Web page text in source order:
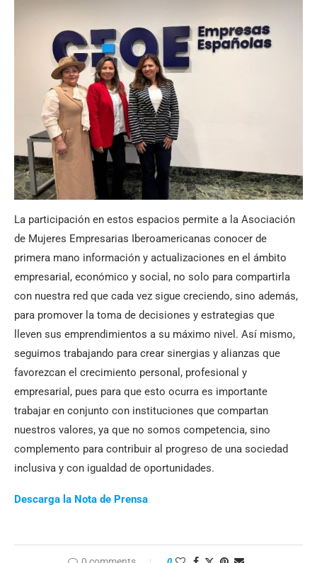
La participación en estos espacios permite a la Asociación
de Mujeres Empresarias Iberoamericanas conocer de
primera mano información y actualizaciones en el ámbito
empresarial, económico y social, no solo para compartirla
con nuestra red que cada vez sigue creciendo, sino además,
para promover la toma de decisiones y estrategias que
lleven sus emprendimientos a su máximo nivel. Así mismo,
seguimos trabajando para crear sinergias y alianzas que
favorezcan el crecimiento personal, profesional y
empresarial, pues para que esto ocurra es importante
trabajar en conjunto con instituciones que compartan
nuestros valores, ya que no somos competencia, sino
complemento para contribuir al progreso de una sociedad
inclusiva y con igualdad de oportunidades.
Descarga la Nota de Prensa